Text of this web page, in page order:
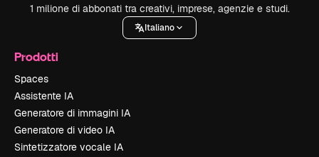
1 milione di abbonati tra creativi, imprese, agenzie e studi.
Italiano
Prodotti
Spaces
Assistente IA
Generatore di immagini IA
Generatore di video IA
Sintetizzatore vocale IA